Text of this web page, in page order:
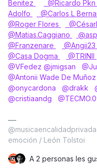
Benitez @Ricardo Pkn
Adolfo
@Carlos L
@Roger Flores
@Matias.Caggiano
@Franzenare
@Angii23
@Casa Dogma
@TRINII
@VFedez @jmigsan
@Antonii Wade De Muñoz
@onycardona
@drakk
@cristiaandg
emoción / León Tolstoi
A 2 personas les